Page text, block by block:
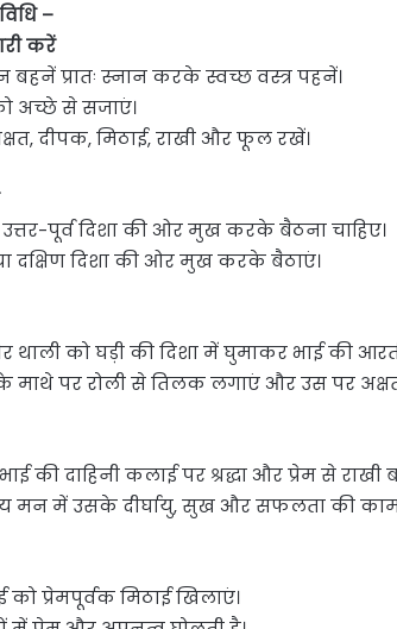
–
करें
बहनें प्रातः स्नान करके स्वच्छ वस्त्र पहनें।
अच्छे से सजाएं।
दीपक, मिठाई, राखी और फूल रखें।
पूर्व दिशा की ओर मुख करके बैठना चाहिए।
दक्षिण दिशा की ओर मुख करके बैठाएं।
को घड़ी की दिशा में घुमाकर भाई की
माथे पर रोली से तिलक लगाएं और उस पर
की दाहिनी कलाई पर श्रद्धा और प्रेम से राखी
मन में उसके दीर्घायु, सुख और सफलता की
को प्रेमपूर्वक मिठाई खिलाएं।